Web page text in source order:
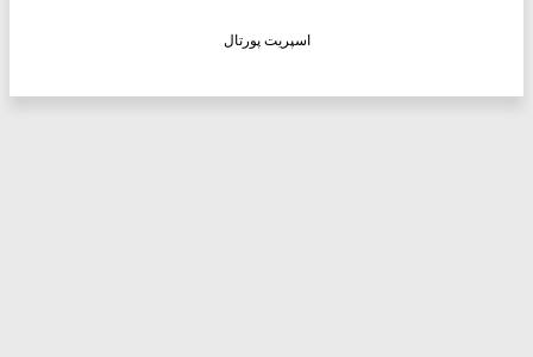
اسپریت پورتال